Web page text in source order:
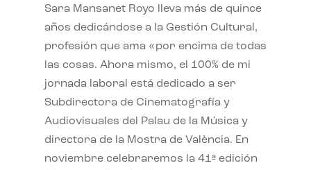
Sara Mansanet Royo lleva más de quince
años dedicándose a la Gestión Cultural,
profesión que ama «por encima de todas
las cosas. Ahora mismo, el 100% de mi
jornada laboral está dedicado a ser
Subdirectora de Cinematografía y
Audiovisuales del Palau de la Música y
directora de la Mostra de València. En
noviembre celebraremos la 41ª edición